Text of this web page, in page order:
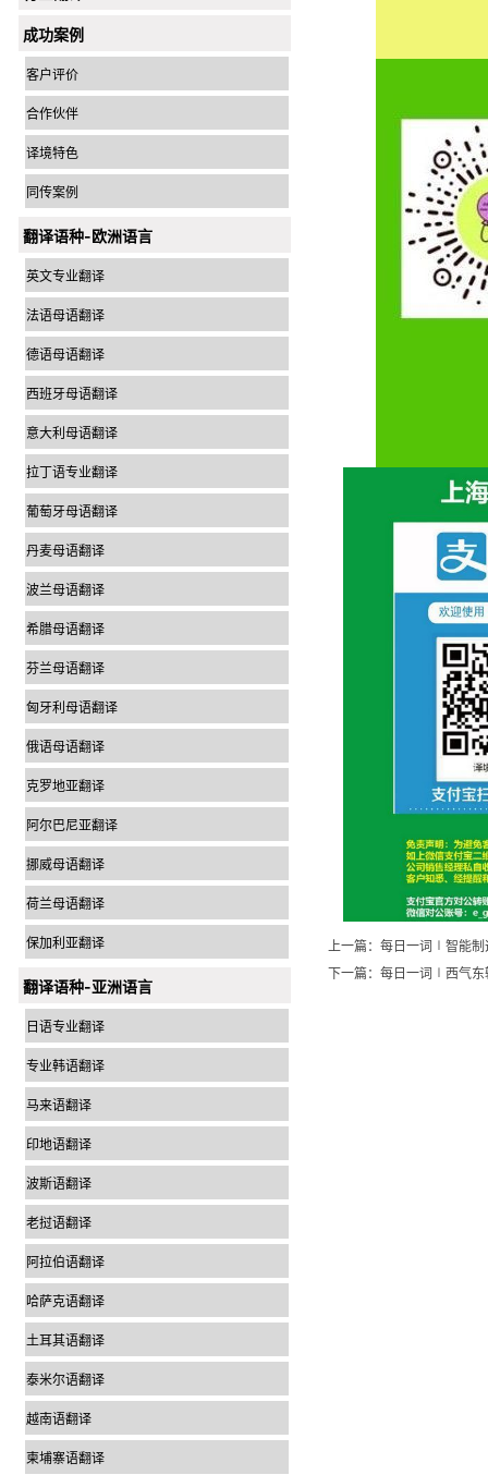
成功案例
客户评价
合作伙伴
译境特色
同传案例
翻译语种-欧洲语言
英文专业翻译
法语母语翻译
德语母语翻译
西班牙母语翻译
意大利母语翻译
拉丁语专业翻译
葡萄牙母语翻译
丹麦母语翻译
波兰母语翻译
希腊母语翻译
芬兰母语翻译
匈牙利母语翻译
俄语母语翻译
克罗地亚翻译
阿尔巴尼亚翻译
挪威母语翻译
荷兰母语翻译
保加利亚翻译
翻译语种-亚洲语言
日语专业翻译
专业韩语翻译
马来语翻译
印地语翻译
波斯语翻译
老挝语翻译
阿拉伯语翻译
哈萨克语翻译
土耳其语翻译
泰米尔语翻译
越南语翻译
柬埔寨语翻译